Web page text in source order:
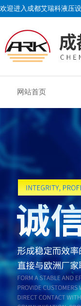
欢迎进入成都艾瑞科液压
网站首页